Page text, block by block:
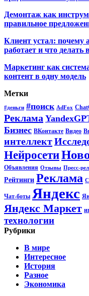
Демонтаж как
правильное
Клиент устал: почему
работает и что делать
Маркетинг как
контент в одну модель
Метки
#деньги #поиск AdFox
Реклама
Бизнес ВКонтакте Видео
интеллект
Нейросети
Объявления Отзывы Пресс-
Рейтинги Реклама
Чат-боты Яндекс
Яндекс Маркет
технологии
Рубрики
В мире
Интересное
История
Разное
Экономика